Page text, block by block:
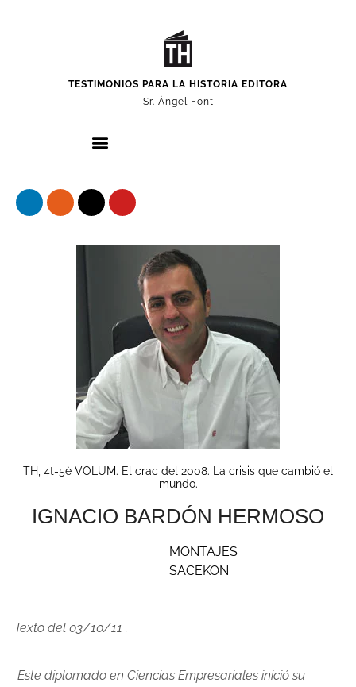
TESTIMONIOS PARA LA HISTORIA EDITORA
Sr. Àngel Font
TH, 4t-5è VOLUM. El crac del 2008. La crisis que cambió el
mundo.
IGNACIO BARDÓN HERMOSO
MONTAJES
SACEKON
Texto del 03/10/11 .
Este diplomado en Ciencias Empresariales inició su